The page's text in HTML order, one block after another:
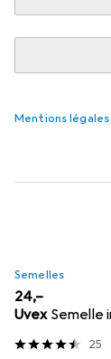
Mentions légales
Semelles
Puma
Semelles
EUR
24,–
Uvex Semelle
25